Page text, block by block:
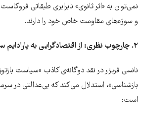
نمی‌توان به «اثر ثانوی» نابرابری طبقاتی
و سوژه‌های مقاومت خاص خود را دارند.
۲. چارچوب نظری: از اقتصادگرایی به پارادایم
نانسی فریزر در نقد دوگانه‌ی کاذب «سیاست
بازشناسی»، استدلال می‌کند که بی‌عدالتی در
است: